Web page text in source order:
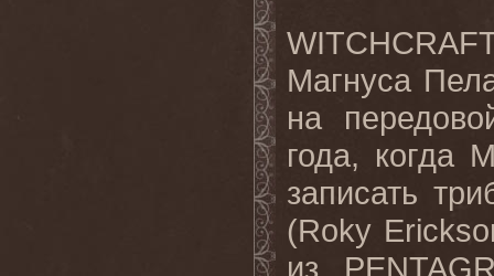
WITCHCRAFT
Магнуса
на
года, когда
записать
(Roky
из